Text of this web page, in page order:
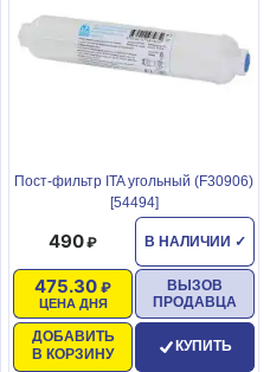
Пост-фильтр ITA угольный (F30906)
[54494]
В НАЛИЧИИ ✓
490
ЦЕНА ДНЯ
475.30
ДОБАВИТЬ
В КОРЗИНУ
ВЫЗОВ
ПРОДАВЦА
КУПИТЬ